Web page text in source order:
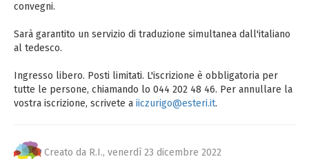
convegni.
Sarà garantito un servizio di traduzione simultanea dall'italiano
al tedesco.
Ingresso libero. Posti limitati. L'iscrizione è obbligatoria per
tutte le persone, chiamando lo 044 202 48 46. Per annullare la
vostra iscrizione, scrivete a iiczurigo@esteri.it.
Creato da R.I., venerdì 23 dicembre 2022